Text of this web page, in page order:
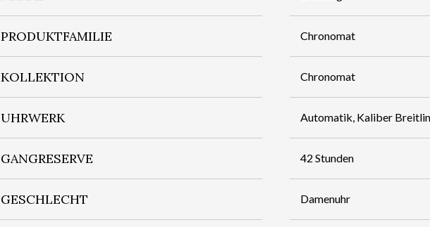
PRODUKTFAMILIE Chronomat
KOLLEKTION Chronomat
UHRWERK Automatik, Kaliber
GANGRESERVE 42 Stunden
GESCHLECHT Damenuhr